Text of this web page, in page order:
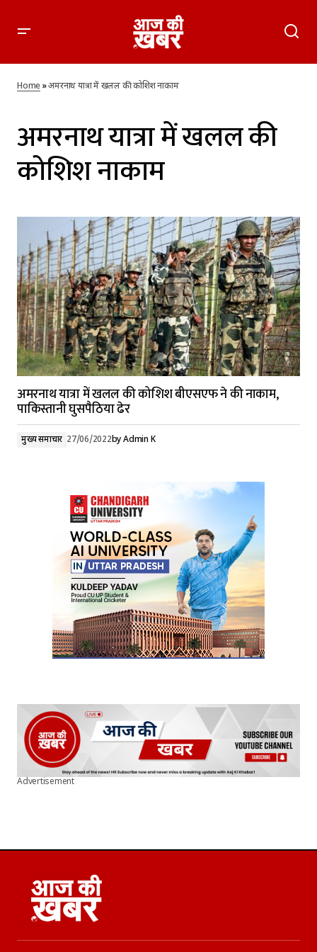
Home»अमरनाथ यात्रा में खलल की कोशिश नाकाम
अमरनाथ यात्रा में खलल की
कोशिश नाकाम
अमरनाथ यात्रा में खलल की कोशिश बीएसएफ ने की नाकाम,
पाकिस्तानी घुसपैठिया ढेर
मुख्य समाचार 27/06/2022byAdmin K
Advertisement